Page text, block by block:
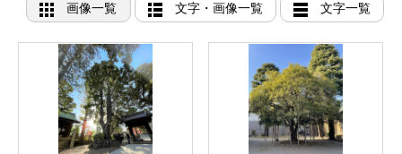
画像一覧 文字・画像一覧 文字一覧